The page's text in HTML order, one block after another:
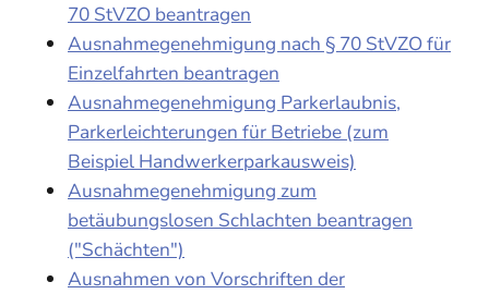
70 StVZO beantragen
Ausnahmegenehmigung nach § 70 StVZO für
Einzelfahrten beantragen
Ausnahmegenehmigung Parkerlaubnis,
Parkerleichterungen für Betriebe (zum
Beispiel Handwerkerparkausweis)
Ausnahmegenehmigung zum
betäubungslosen Schlachten beantragen
("Schächten")
Ausnahmen von Vorschriften der